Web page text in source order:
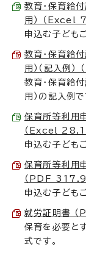
教育・保育給
用） （Excel
申込む子ども
教育・保育給
用）（記入例
教育・保育給
用）の記入例で
保育所等利用
（Excel 28.1
申込む子ども
保育所等利用
（PDF 317.9
申込む子ども
就労証明書
保育を必要と
式です。